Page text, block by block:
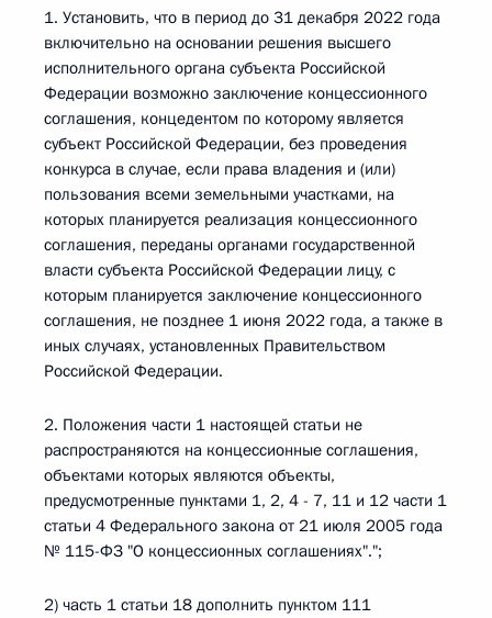
1. Установить, что в период до 31 декабря 2022 года
включительно на основании решения высшего
исполнительного органа субъекта Российской
Федерации возможно заключение концессионного
соглашения, концедентом по которому является
субъект Российской Федерации, без проведения
конкурса в случае, если права владения и (или)
пользования всеми земельными участками, на
которых планируется реализация концессионного
соглашения, переданы органами государственной
власти субъекта Российской Федерации лицу, с
которым планируется заключение концессионного
соглашения, не позднее 1 июня 2022 года, а также в
иных случаях, установленных Правительством
Российской Федерации.
2. Положения части 1 настоящей статьи не
распространяются на концессионные соглашения,
объектами которых являются объекты,
предусмотренные пунктами 1, 2, 4 - 7, 11 и 12 части 1
статьи 4 Федерального закона от 21 июля 2005 года
№ 115-ФЗ "О концессионных соглашениях".";
2) часть 1 статьи 18 дополнить пунктом 111